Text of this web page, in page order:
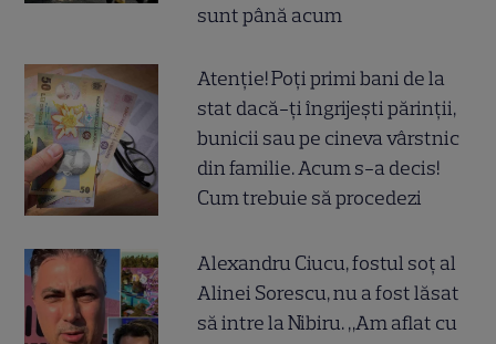
sunt până acum
Atenție! Poți primi bani de la
stat dacă-ți îngrijești părinții,
bunicii sau pe cineva vârstnic
din familie. Acum s-a decis!
Cum trebuie să procedezi
Alexandru Ciucu, fostul soț al
Alinei Sorescu, nu a fost lăsat
să intre la Nibiru. „Am aflat cu